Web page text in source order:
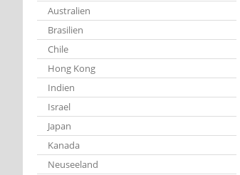
Australien
Brasilien
Chile
Hong Kong
Indien
Israel
Japan
Kanada
Neuseeland